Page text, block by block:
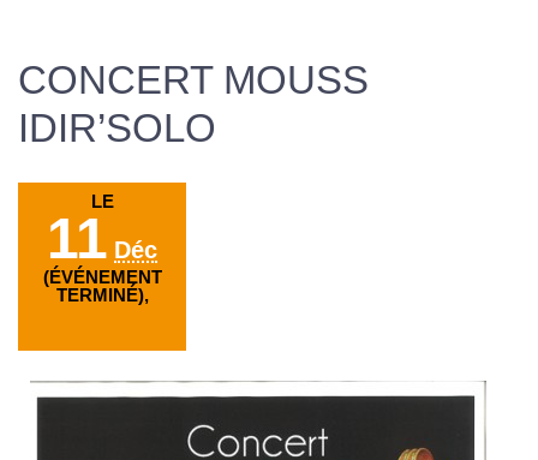
CONCERT MOUSS
IDIR’SOLO
LE
11 Déc
(ÉVÉNEMENT
TERMINÉ),